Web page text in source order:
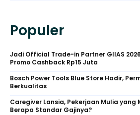
Populer
Jadi Official Trade-in Partner GIIAS
Promo Cashback Rp15 Juta
Bosch Power Tools Blue Store Hadir,
Berkualitas
Caregiver Lansia, Pekerjaan Mulia yang
Berapa Standar Gajinya?